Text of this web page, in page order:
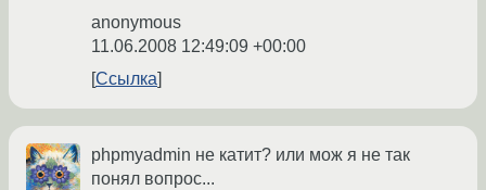
anonymous
11.06.2008 12:49:09 +00:00
Ссылка
phpmyadmin не катит? или мож я не так
понял вопрос...